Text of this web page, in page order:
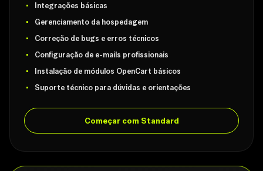
Integrações básicas
Gerenciamento da hospedagem
Correção de bugs e erros técnicos
Configuração de e-mails profissionais
Instalação de módulos OpenCart básicos
Suporte técnico para dúvidas e orientações
Começar com Standard